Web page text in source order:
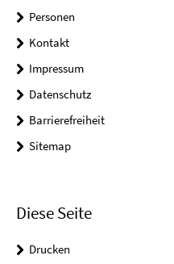
Personen
Kontakt
Impressum
Datenschutz
Barrierefreiheit
Sitemap
Diese Seite
Drucken